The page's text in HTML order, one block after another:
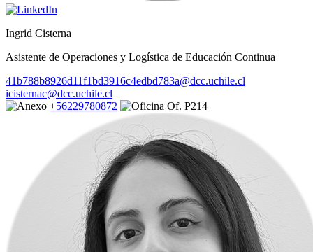
Ingrid Cisterna
Asistente de Operaciones y Logística de Educación Continua
41b788b8926d11f1bd3916c4edbd783a@dcc.uchile.cl
icisternac@dcc.uchile.cl
+56229780872
Of. P214